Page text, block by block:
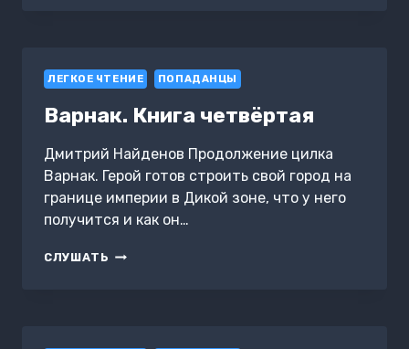
ЛЕГКОЕ ЧТЕНИЕ ПОПАДАНЦЫ
Варнак. Книга четвёртая
Дмитрий Найденов Продолжение цилка
Варнак. Герой готов строить свой город на
границе империи в Дикой зоне, что у него
получится и как он…
СЛУШАТЬ ВАРНАК.